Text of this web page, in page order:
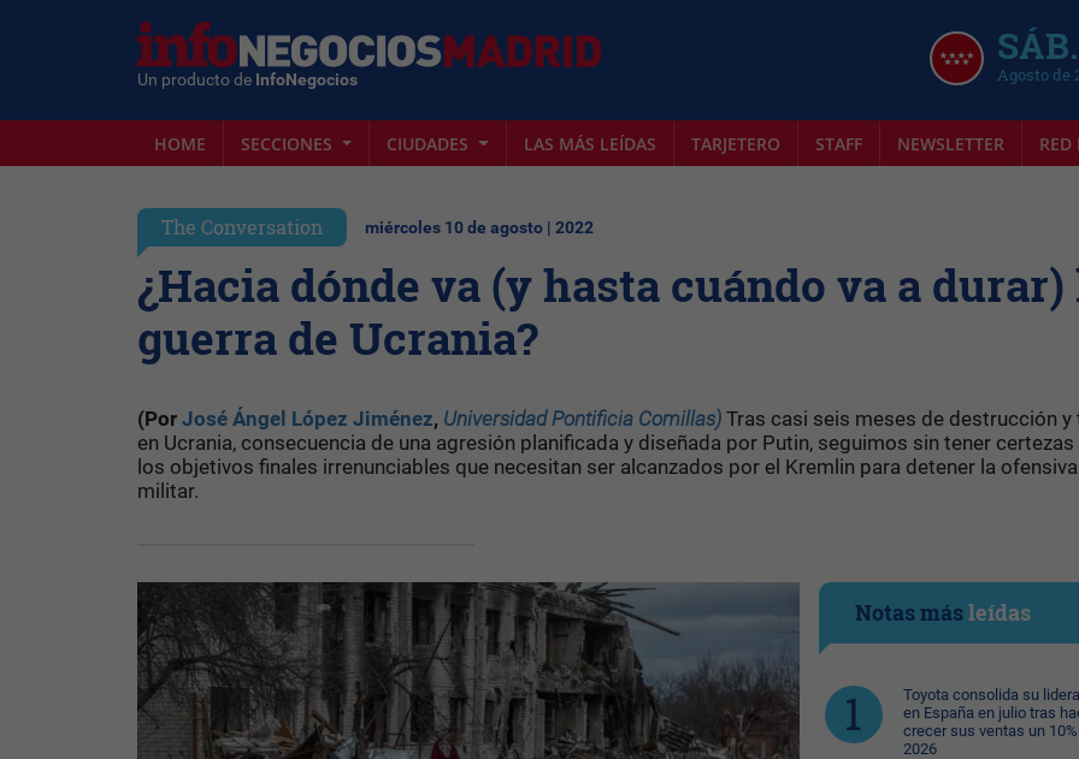
Un producto de InfoNegocios Agosto de
HOME SECCIONES CIUDADES LAS MÁS LEÍDAS TARJETERO STAFF NEWSLETTER RED
The Conversation miércoles 10 de agosto | 2022
¿Hacia dónde va (y hasta cuándo va a durar)
guerra de Ucrania?
(Por José Ángel López Jiménez, Universidad Pontificia Comillas) Tras casi seis meses de destrucción y
en Ucrania, consecuencia de una agresión planificada y diseñada por Putin, seguimos sin tener
los objetivos finales irrenunciables que necesitan ser alcanzados por el Kremlin para detener la ofensiva
militar.
Notas másleídas
Toyota consolida su
en España en julio tras
crecer sus ventas un
2026